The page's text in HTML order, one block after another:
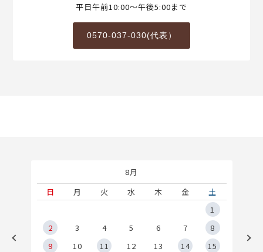
平日午前10:00～午後5:00まで
0570-037-030(代表）
8月
日
月 火 水 木 金
土
1
2
3 4 5 6 7
8
9
10 11 12 13 14
15